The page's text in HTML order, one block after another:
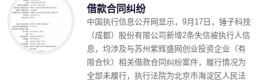
借款合同纠纷
中国执行信息公开网显示，9月17日，锤子科技
（成都）股份有限公司新增2条失信被执行人信
息，均涉及与苏州紫辉盛网创业投资企业（有
限合伙）相关借款合同纠纷案件，履行情况为
全部未履行，执行法院为北京市海淀区人民法